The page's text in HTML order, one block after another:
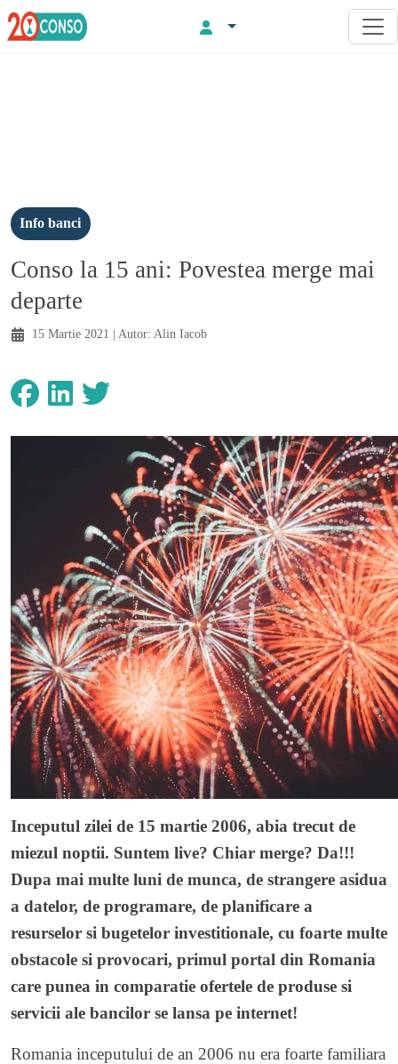
Info banci
Conso la 15 ani: Povestea merge mai
departe
15 Martie 2021 | Autor: Alin Iacob
Inceputul zilei de 15 martie 2006, abia trecut de
miezul noptii. Suntem live? Chiar merge? Da!!!
Dupa mai multe luni de munca, de strangere asidua
a datelor, de programare, de planificare a
resurselor si bugetelor investitionale, cu foarte multe
obstacole si provocari, primul portal din Romania
care punea in comparatie ofertele de produse si
servicii ale bancilor se lansa pe internet!
Romania inceputului de an 2006 nu era foarte familiara